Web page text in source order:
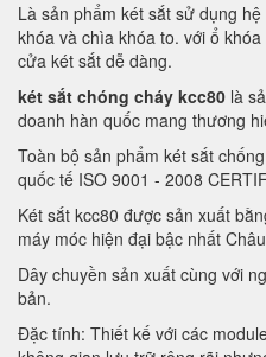
Là sản phẩm két sắt sử dụng
khóa và chìa khóa to. với ổ
cửa két sắt dễ dàng.
két sắt chóng cháy kcc80 là
doanh hàn quốc mang thương
Toàn bộ sản phẩm két sắt
quốc tế ISO 9001 - 2008
Két sắt kcc80 được sản xuất
máy móc hiện đại bậc nhất
Dây chuyền sản xuất cùng với
bản.
Đặc tính: Thiết kế với các